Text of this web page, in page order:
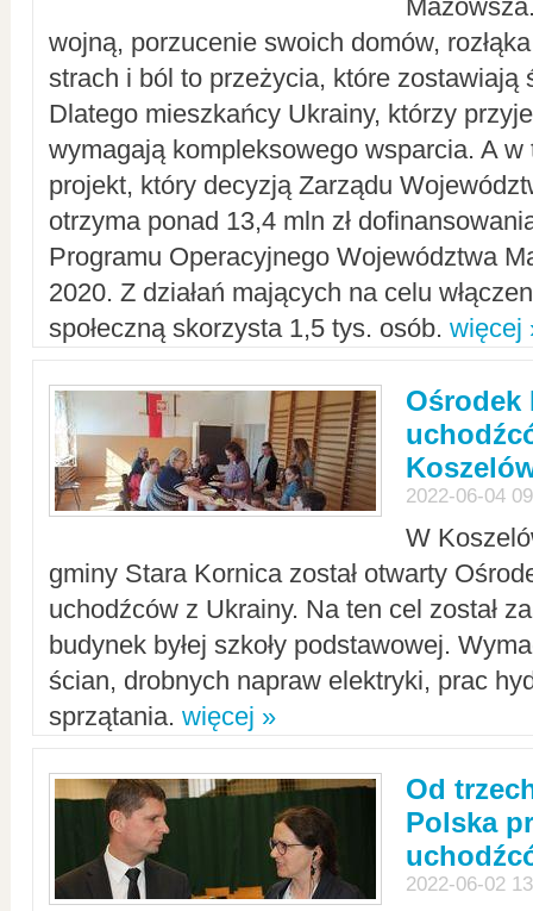
wojną, porzucenie swoich domów,
strach i ból to przeżycia, które zostawiają
Dlatego mieszkańcy Ukrainy, którzy
wymagają kompleksowego wsparcia. A w
projekt, który decyzją Zarządu
otrzyma ponad 13,4 mln zł
Programu Operacyjnego Województwa
2020. Z działań mających na celu
społeczną skorzysta 1,5 tys. osób. więcej
Ośrodek
2022-06-04
W
gminy Stara Kornica został otwarty
uchodźców z Ukrainy. Na ten cel został
budynek byłej szkoły podstawowej.
ścian, drobnych napraw elektryki, prac
sprzątania. więcej »
Od
Polska
2022-06-02